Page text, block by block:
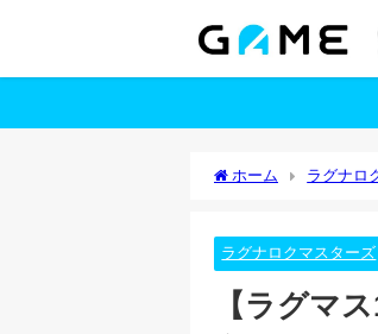
ホーム ラグナロ
ラグナロクマスターズ
【ラグマ